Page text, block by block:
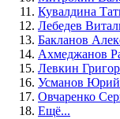
Кувалдина
Лебедев
Бакланов
Ахмеджанов
Левкин
Усманов
Овчаренко
Ещё...